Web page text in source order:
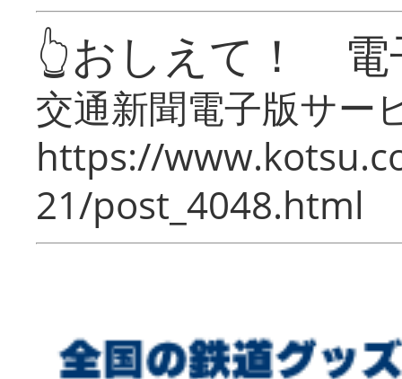
👆おしえて！ 電
交通新聞電子版サー
https://
21/post_4048.html